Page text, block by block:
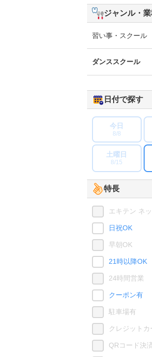
ジャンル・
習い事・スクール
ダンススクール
日付で探す
今日
8/8
土曜日
8/15
特長
エキテン ネ
日祝OK
早朝OK
21時以降OK
24時間営業
クーポン有
駐車場有
クレジットカ
QRコード決